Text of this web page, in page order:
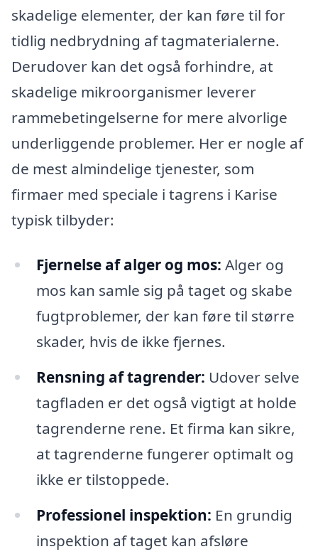
skadelige elementer, der kan føre til for
tidlig nedbrydning af tagmaterialerne.
Derudover kan det også forhindre, at
skadelige mikroorganismer leverer
rammebetingelserne for mere alvorlige
underliggende problemer. Her er nogle af
de mest almindelige tjenester, som
firmaer med speciale i tagrens i Karise
typisk tilbyder:
Fjernelse af alger og mos: Alger og
mos kan samle sig på taget og skabe
fugtproblemer, der kan føre til større
skader, hvis de ikke fjernes.
Rensning af tagrender: Udover selve
tagfladen er det også vigtigt at holde
tagrenderne rene. Et firma kan sikre,
at tagrenderne fungerer optimalt og
ikke er tilstoppede.
Professionel inspektion: En grundig
inspektion af taget kan afsløre